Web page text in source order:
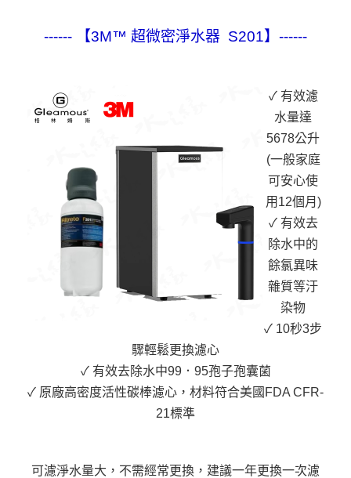
------ 【3M™ 超微密淨水器 S201】------
✓ 有效濾
水量達
5678公升
(一般家庭
可安心使
用12個月)
✓ 有效去
除水中的
餘氯異味
雜質等汙
染物
✓ 10秒3步
驟輕鬆更換濾心
✓ 有效去除水中99．95孢子孢囊菌
✓ 原廠高密度活性碳棒濾心，材料符合美國FDA CFR-
21標準
可濾淨水量大，不需經常更換，建議一年更換一次濾